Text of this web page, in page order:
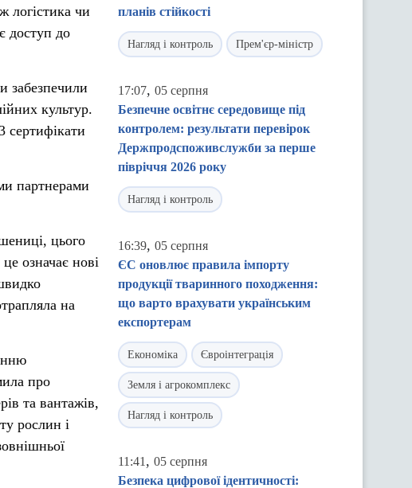
логістика чи
доступ до
забезпечили
культур.
сертифікати
партнерами
цього
означає нові
на
про
та вантажів,
рослин і
планів стійкості
Нагляд і контроль Прем'єр-міністр
17:07, 05 серпня
Безпечне освітнє середовище під
контролем: результати перевірок
Держпродспоживслужби за перше
півріччя 2026 року
Нагляд і контроль
16:39, 05 серпня
ЄС оновлює правила імпорту
продукції тваринного походження:
що варто врахувати українським
експортерам
Економіка Євроінтеграція
Земля і агрокомплекс
Нагляд і контроль
11:41 , 05 серпня
Безпека цифрової ідентичності: